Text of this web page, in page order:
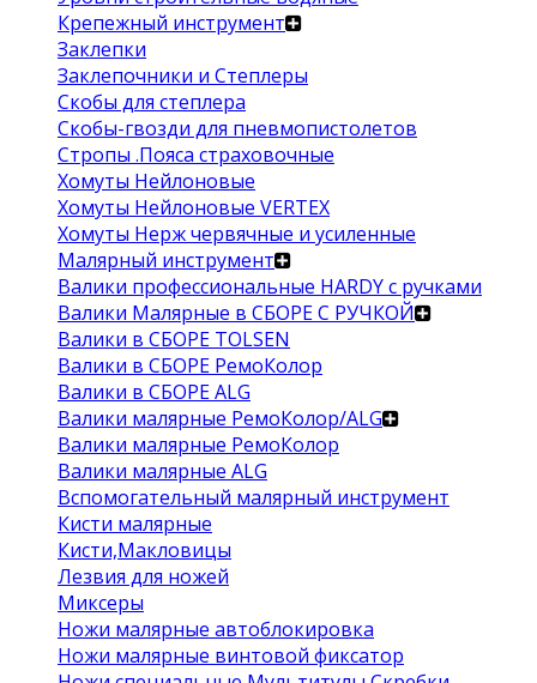
Крепежный инструмент
Заклепки
Заклепочники и Степлеры
Скобы для степлера
Скобы-гвозди для пневмопистолетов
Стропы .Пояса страховочные
Хомуты Нейлоновые
Хомуты Нейлоновые VERTEX
Хомуты Нерж червячные и усиленные
Малярный инструмент
Валики профессиональные HARDY с ручками
Валики Малярные в СБОРЕ С РУЧКОЙ
Валики в СБОРЕ TOLSEN
Валики в СБОРЕ РемоКолор
Валики в СБОРЕ ALG
Валики малярные РемоКолор/ALG
Валики малярные РемоКолор
Валики малярные ALG
Вспомогательный малярный инструмент
Кисти малярные
Кисти,Макловицы
Лезвия для ножей
Миксеры
Ножи малярные автоблокировка
Ножи малярные винтовой фиксатор